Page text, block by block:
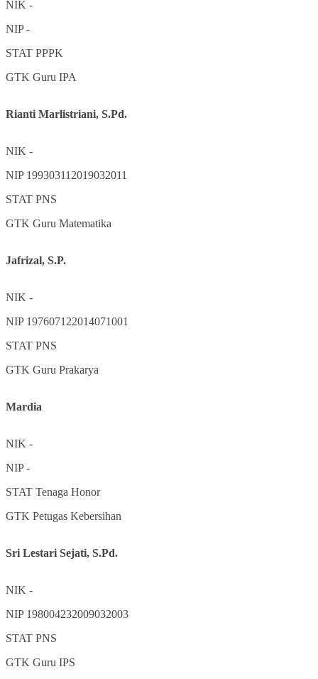
NIK -
NIP-
STAT PPPK
GTK Guru IPA
Rianti Marlistriani, S.Pd.
NIK -
NIP 199303112019032011
STAT PNS
GTK Guru Matematika
Jafrizal, S.P.
NIK -
NIP 197607122014071001
STAT PNS
GTK Guru Prakarya
Mardia
NIK -
NIP-
STAT Tenaga Honor
GTK Petugas Kebersihan
Sri Lestari Sejati, S.Pd.
NIK -
NIP 198004232009032003
STAT PNS
GTK Guru IPS